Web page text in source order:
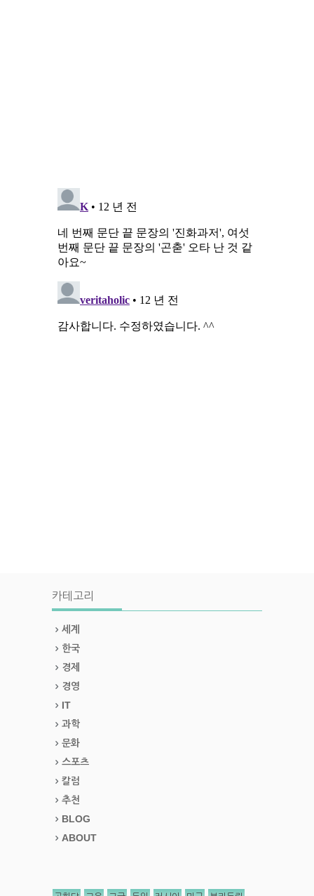
카테고리
세계
한국
경제
경영
IT
과학
문화
스포츠
칼럼
추천
BLOG
ABOUT